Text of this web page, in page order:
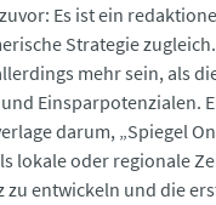
Es ist ein
Strategie
mehr sein, als
Einsparpotenzialen.
darum, „Spiegel
lokale oder regionale
zu entwickeln und die